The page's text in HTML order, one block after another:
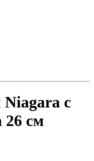
с
26 см